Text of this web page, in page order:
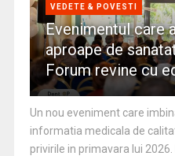
VEDETE & POVESTI
Evenimentul care
aproape de
Forum revine cu
Un nou eveniment care
informatia medicala de
privirile in primavara lui 2026.